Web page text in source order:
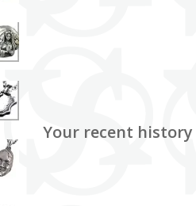
Your recent history